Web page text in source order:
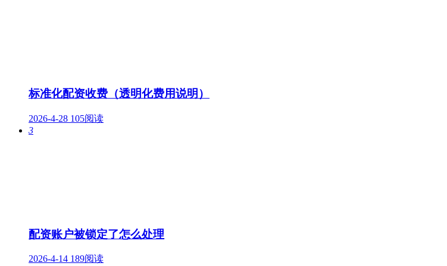
标准化配资收费（透明化费用说明）
2026-4-28 105阅读
3
配资账户被锁定了怎么处理
2026-4-14 189阅读